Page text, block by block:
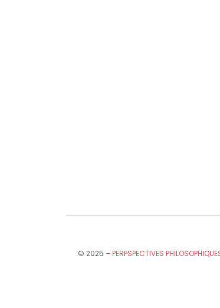
© 2025 –PERPSPECTIVES